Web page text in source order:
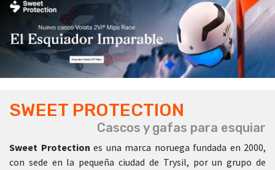
SWEET PROTECTION
Cascos y gafas para esquiar
Sweet Protection es una marca noruega fundada en 2000,
con sede en la pequeña ciudad de Trysil, por un grupo de